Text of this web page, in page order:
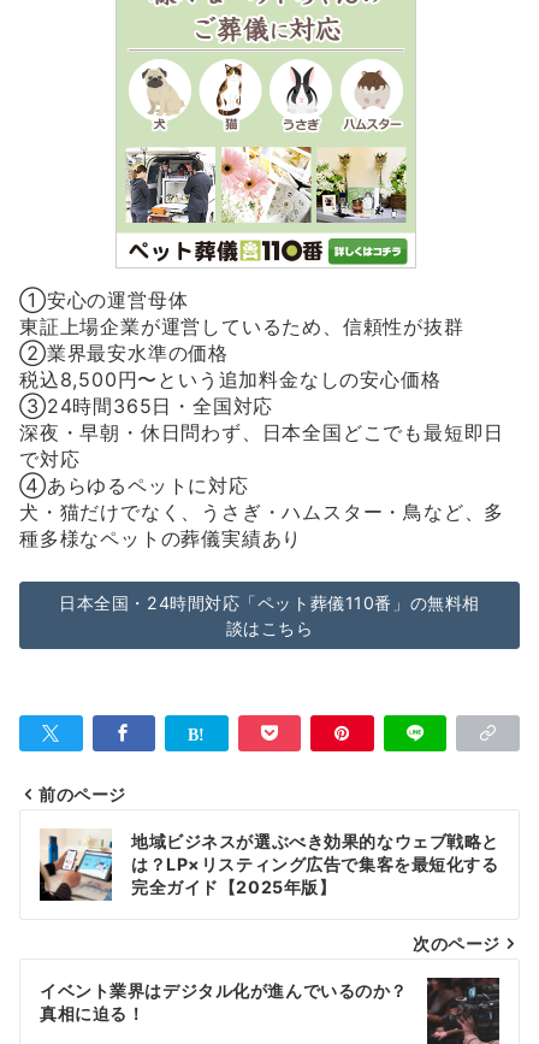
①安心の運営母体
東証上場企業が運営しているため、信頼性が抜群
②業界最安水準の価格
税込8,500円〜という追加料金なしの安心価格
③24時間365日・全国対応
深夜・早朝・休日問わず、日本全国どこでも最短即日
で対応
④あらゆるペットに対応
犬・猫だけでなく、うさぎ・ハムスター・鳥など、多
種多様なペットの葬儀実績あり
日本全国・24時間対応「ペット葬儀110番」の無料相
談はこちら
投
稿
ナ
ビ
ゲ
ー
前のページ
地域ビジネスが選ぶべき効果的なウェブ戦略と
は？LP×リスティング広告で集客を最短化する
完全ガイド【2025年版】
次のページ
イベント業界はデジタル化が進んでいるのか？
真相に迫る！